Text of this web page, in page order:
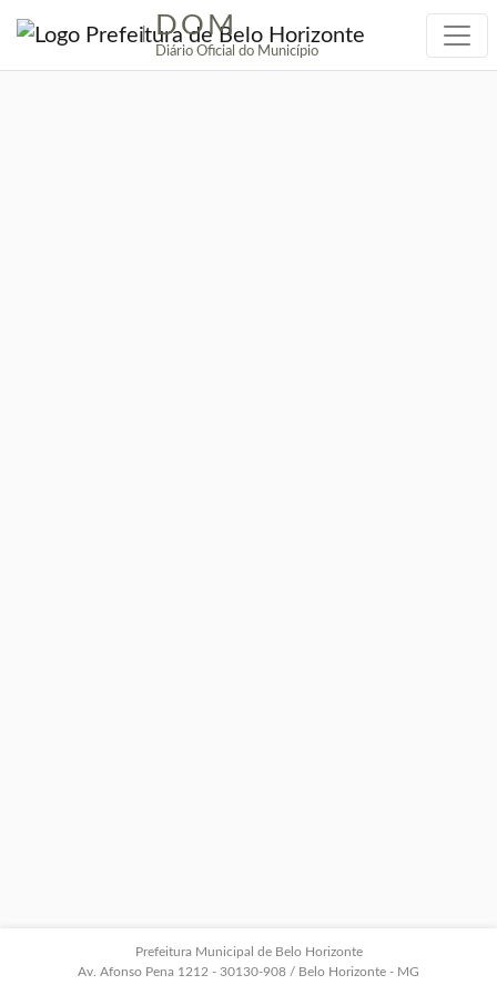
| DOM
Diário Oficial do Município
Prefeitura Municipal de Belo Horizonte
Av. Afonso Pena 1212 - 30130-908 / Belo Horizonte - MG